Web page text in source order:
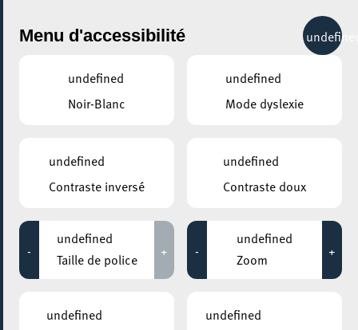
City Life
Menu d'accessibilité
undefined
Noir-Blanc
undefined
Mode dyslexie
undefined
Contraste inversé
undefined
Contraste doux
-
undefined
Taille de police
+ -
undefined
Zoom
+
undefined
undefined